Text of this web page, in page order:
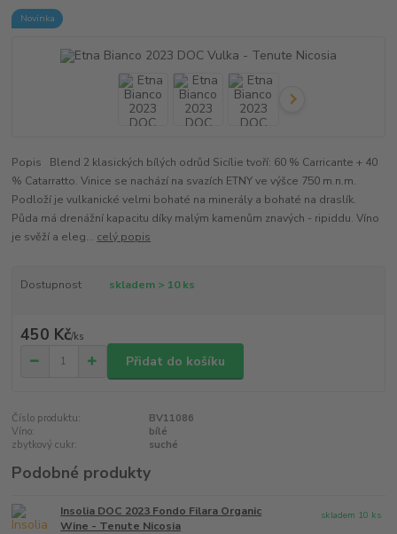
Novinka
Popis Blend 2 klasických bílých odrůd Sicílie tvoří: 60 % Carricante + 40
% Catarratto. Vinice se nachází na svazích ETNY ve výšce 750 m.n.m.
Podloží je vulkanické velmi bohaté na minerály a bohaté na draslík.
Půda má drenážní kapacitu díky malým kamenům znavých - ripiddu. Víno
je svěží a eleg... celý popis
Dostupnost skladem > 10 ks
450 Kč/ks
Přidat do košíku
Číslo produktu:
BV11086
Víno:
bílé
zbytkový cukr:
suché
Podobné produkty
Insolia DOC 2023 Fondo Filara Organic
Wine - Tenute Nicosia
skladem 10 ks